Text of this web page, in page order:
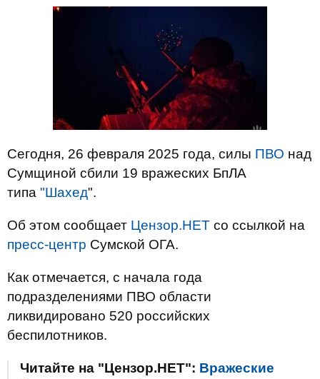
Сегодня, 26 февраля 2025 года, силы ПВО над
Сумщиной сбили 19 вражеских БпЛА
типа "Шахед".
Об этом сообщает Цензор.НЕТ со ссылкой на
пресс-центр Сумской ОГА.
Как отмечается, с начала года
подразделениями ПВО области
ликвидировано 520 российских
беспилотников.
Читайте на "Цензор.НЕТ": Вражеские